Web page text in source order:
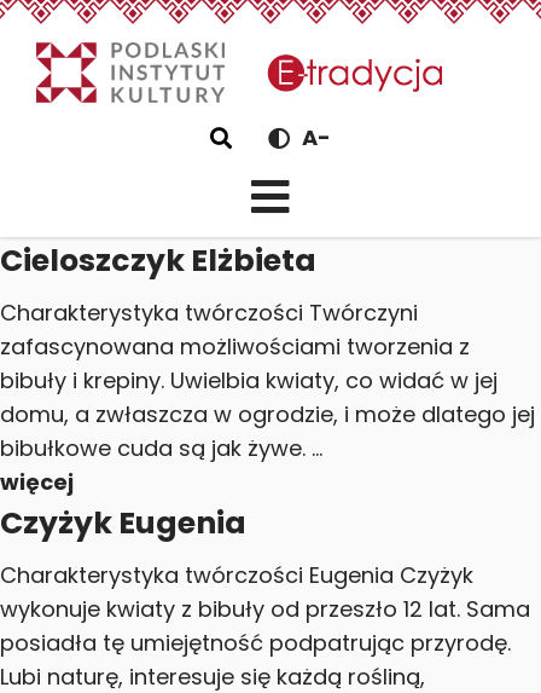
eTradycjaCieloszczyk
Szukaj A-
Cieloszczyk Elżbieta
Charakterystyka twórczości Twórczyni
zafascynowana możliwościami tworzenia z
bibuły i krepiny. Uwielbia kwiaty, co widać w jej
domu, a zwłaszcza w ogrodzie, i może dlatego jej
bibułkowe cuda są jak żywe. ...
więcej
Czyżyk Eugenia
Charakterystyka twórczości Eugenia Czyżyk
wykonuje kwiaty z bibuły od przeszło 12 lat. Sama
posiadła tę umiejętność podpatrując przyrodę.
Lubi naturę, interesuje się każdą rośliną,